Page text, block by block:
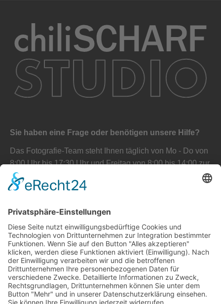
Sie haben eine Frage oder benötigen unsere Hilfe?
Das Fotografie-Team steht Ihnen täglich von Mo - Do von
8:00 Uhr bis 17:30 Uhr und Freitag von 8:00 bis 14:00 zur
Verfügung. Gerne erstellen wir Ihnen auch ein
unverbindliches Angebot.
+43 732 890777
UNVERBINDLICHE ANFRAGE